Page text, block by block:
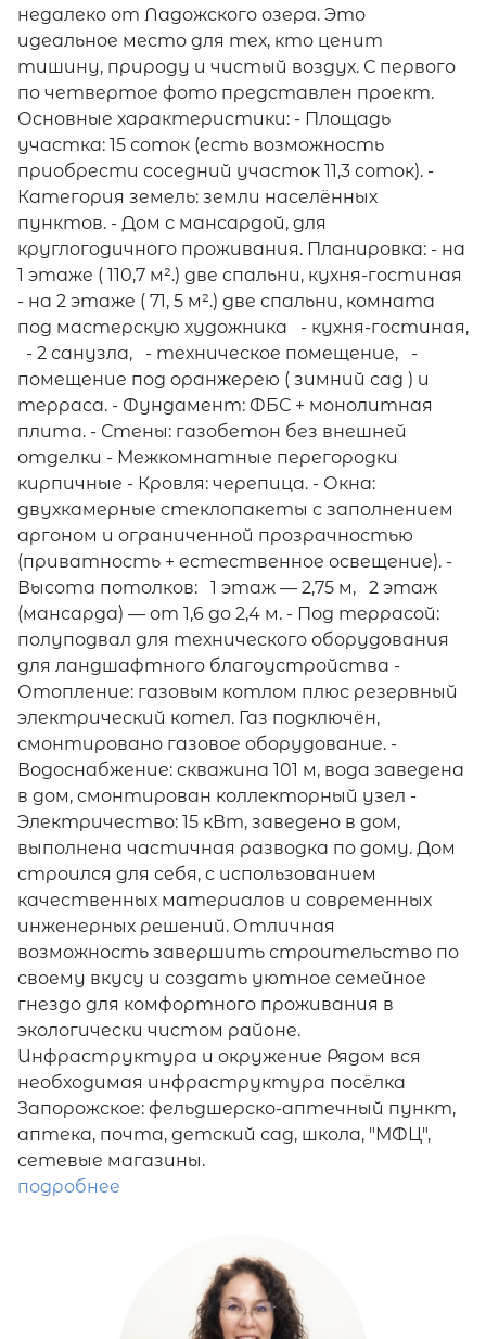
недалеко от Ладожского озера. Это
идеальное место для тех, кто ценит
тишину, природу и чистый воздух. С первого
по четвертое фото представлен проект.
Основные характеристики: - Площадь
участка: 15 соток (есть возможность
приобрести соседний участок 11,3 соток). -
Категория земель: земли населённых
пунктов. - Дом с мансардой, для
круглогодичного проживания. Планировка: - на
1 этаже ( 110,7 м².) две спальни, кухня-гостиная
- на 2 этаже ( 71, 5 м².) две спальни, комната
под мастерскую художника - кухня-гостиная,
- 2 санузла, - техническое помещение, -
помещение под оранжерею ( зимний сад ) и
терраса. - Фундамент: ФБС + монолитная
плита. - Стены: газобетон без внешней
отделки - Межкомнатные перегородки
кирпичные - Кровля: черепица. - Окна:
двухкамерные стеклопакеты с заполнением
аргоном и ограниченной прозрачностью
(приватность + естественное освещение). -
Высота потолков: 1 этаж — 2,75 м, 2 этаж
(мансарда) — от 1,6 до 2,4 м. - Под террасой:
полуподвал для технического оборудования
для ландшафтного благоустройства -
Отопление: газовым котлом плюс резервный
электрический котел. Газ подключён,
смонтировано газовое оборудование. -
Водоснабжение: скважина 101 м, вода заведена
в дом, смонтирован коллекторный узел -
Электричество: 15 кВт, заведено в дом,
выполнена частичная разводка по дому. Дом
строился для себя, с использованием
качественных материалов и современных
инженерных решений. Отличная
возможность завершить строительство по
своему вкусу и создать уютное семейное
гнездо для комфортного проживания в
экологически чистом районе.
Инфраструктура и окружение Рядом вся
необходимая инфраструктура посёлка
Запорожское: фельдшерско-аптечный пункт,
аптека, почта, детский сад, школа, "МФЦ",
сетевые магазины.
подробнее